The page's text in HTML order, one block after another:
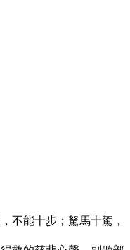
不能十步；駑馬十駕，